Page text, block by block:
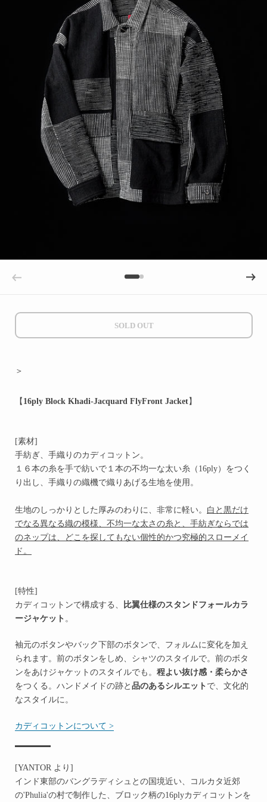
Previous slide Next
SOLD OUT
＞
【 16ply Block Khadi-Jacquard FlyFront Jacket】
[素材]
手紡ぎ、手織りのカディコットン。
１６本の糸を手で紡いで１本の不均一な太い糸（ 16ply）をつく
り出し、手織りの織機で織りあげる生地を使用。
生地のしっかりとした厚みのわりに、非常に軽い。 白と黒だけ
でなる異なる織の模様、不均一な太さの糸と、手紡ぎならでは
のネップは、どこを探してもない個性的かつ究極的スローメイ
ド。
[特性]
カディコットンで構成する、
比翼仕様のスタンドフォールカラ
ージャケット 。
袖元のボタンやバック下部のボタンで、フォルムに変化を加え
られます。前のボタンをしめ、シャツのスタイルで。前のボタ
ンをあけジャケットのスタイルでも。 程よい抜け感・柔らかさ
をつくる。ハンドメイドの跡と 品のあるシルエット で、文化的
なスタイルに。
カディコットンについて >
[YANTOR より]
インド東部のバングラディシュとの国境近い、コルカタ近郊
の'Phulia'の村で制作した、ブロック柄の16plyカディコットンを